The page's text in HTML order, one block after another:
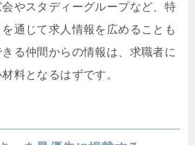
やスタディーグループなど、特
通じて求人情報を広めることも
る仲間からの情報は、求職者に
料となるはずです。